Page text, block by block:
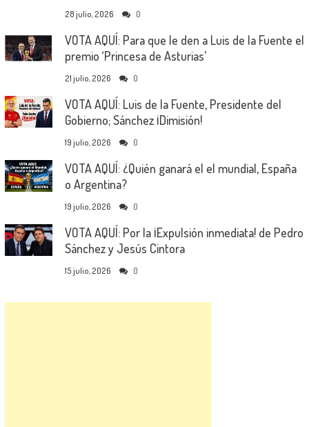
28 julio, 2026 0
VOTA AQUÍ: Para que le den a Luis de la Fuente el
premio ‘Princesa de Asturias’
21 julio, 2026 0
VOTA AQUÍ: Luis de la Fuente, Presidente del
Gobierno; Sánchez ¡Dimisión!
19 julio, 2026 0
VOTA AQUÍ: ¿Quién ganará el el mundial, España
o Argentina?
19 julio, 2026 0
VOTA AQUÍ: Por la ¡Expulsión inmediata! de Pedro
Sánchez y Jesús Cintora
15 julio, 2026 0